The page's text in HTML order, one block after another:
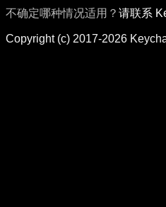
不确定哪种情况适用？ 请联系
Copyright (c) 2017-2026